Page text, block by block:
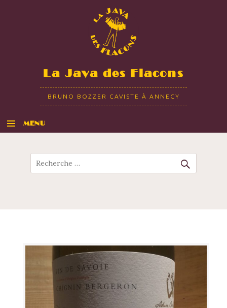
La Java des Flacons
BRUNO BOZZER CAVISTE À ANNECY
MENU
Recherche